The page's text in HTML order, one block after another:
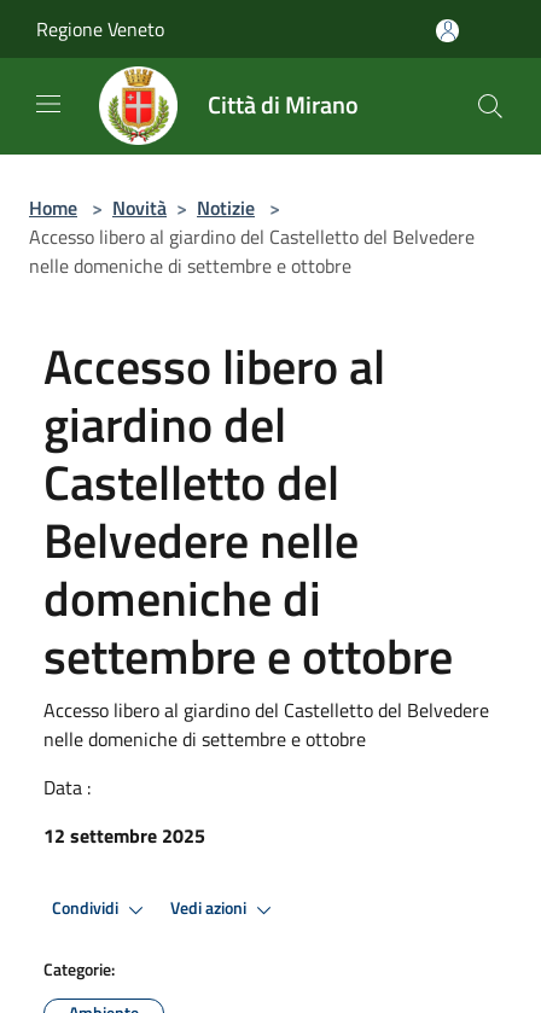
Regione Veneto
Città di Mirano
Home > Novità > Notizie >
Accesso libero al giardino del Castelletto del Belvedere
nelle domeniche di settembre e ottobre
Accesso libero al
giardino del
Castelletto del
Belvedere nelle
domeniche di
settembre e ottobre
Accesso libero al giardino del Castelletto del Belvedere
nelle domeniche di settembre e ottobre
Data :
12 settembre 2025
Condividi Vedi azioni
Categorie: